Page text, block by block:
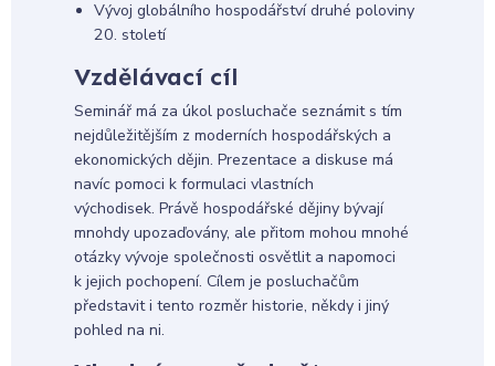
Vývoj globálního hospodářství druhé poloviny
20. století
Vzdělávací cíl
Seminář má za úkol posluchače seznámit s tím
nejdůležitějším z moderních hospodářských a
ekonomických dějin. Prezentace a diskuse má
navíc pomoci k formulaci vlastních
východisek. Právě hospodářské dějiny bývají
mnohdy upozaďovány, ale přitom mohou mnohé
otázky vývoje společnosti osvětlit a napomoci
k jejich pochopení. Cílem je posluchačům
představit i tento rozměr historie, někdy i jiný
pohled na ni.